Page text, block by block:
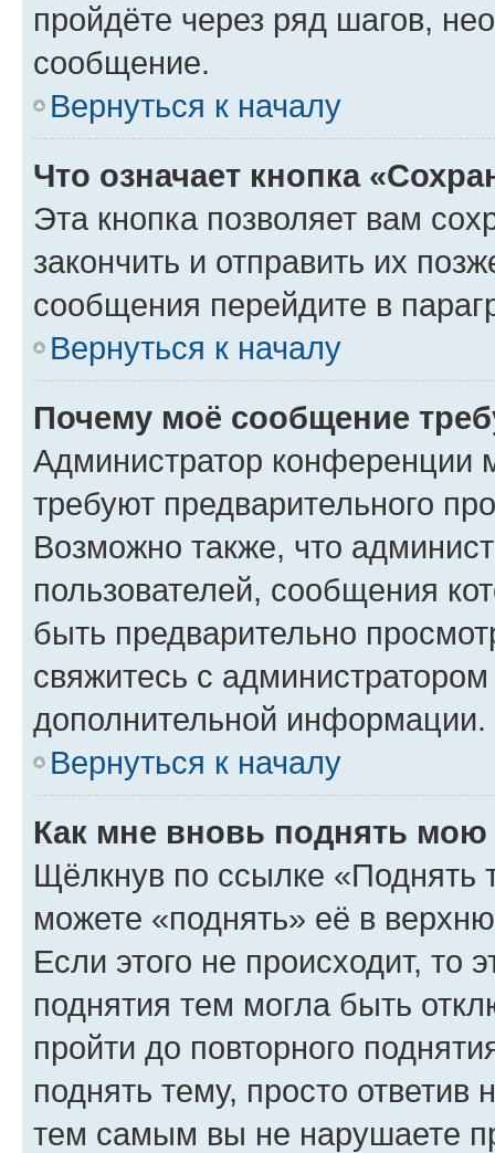
пройдёте через ряд шагов,
сообщение.
Вернуться к началу
Что означает кнопка
Эта кнопка позволяет вам
закончить и отправить их
сообщения перейдите в
Вернуться к началу
Почему моё сообщение
Администратор конференции
требуют предварительного
Возможно также, что
пользователей, сообщения
быть предварительно
свяжитесь с
дополнительной информации.
Вернуться к началу
Как мне вновь поднять мою
Щёлкнув по ссылке «Поднять
можете «поднять» её в
Если этого не происходит, то
поднятия тем могла быть
пройти до повторного
поднять тему, просто ответив
тем самым вы не нарушаете